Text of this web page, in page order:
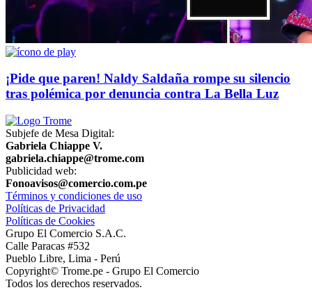
¡Pide que paren! Naldy Saldaña rompe su silencio
tras polémica por denuncia contra La Bella Luz
Subjefe de Mesa Digital:
Gabriela Chiappe V.
gabriela.chiappe@trome.com
Publicidad web:
Fonoavisos@comercio.com.pe
Términos y condiciones de uso
Políticas de Privacidad
Políticas de Cookies
Grupo El Comercio S.A.C.
Calle Paracas #532
Pueblo Libre, Lima - Perú
Copyright© Trome.pe - Grupo El Comercio
Todos los derechos reservados.